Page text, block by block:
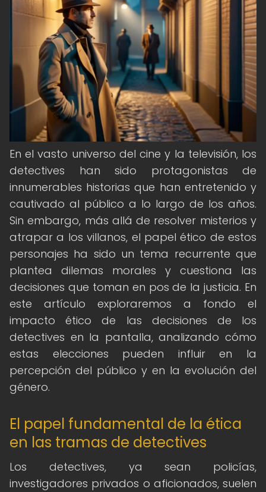
En el vasto universo del cine y la televisión, los
detectives han sido protagonistas de
innumerables historias que han entretenido y
cautivado al público a lo largo de los años.
Sin embargo, más allá de resolver misterios y
atrapar a los villanos, el papel ético de estos
personajes ha sido un tema recurrente que
plantea dilemas morales y cuestiona las
decisiones que toman en pos de la justicia. En
este artículo exploraremos a fondo el
impacto ético de las decisiones de los
detectives en la pantalla, analizando cómo
estas elecciones pueden influir en la
percepción del público y en la evolución del
género.
El papel fundamental de la ética
en las tramas de detectives
Los detectives, ya sean policías,
investigadores privados o aficionados, suelen